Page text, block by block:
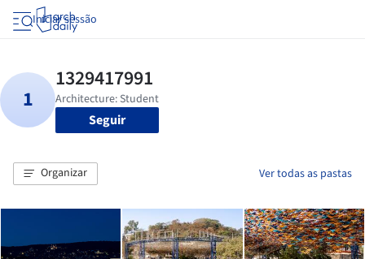
Iniciar sessão
Seguir
Organizar Ver todas as pastas